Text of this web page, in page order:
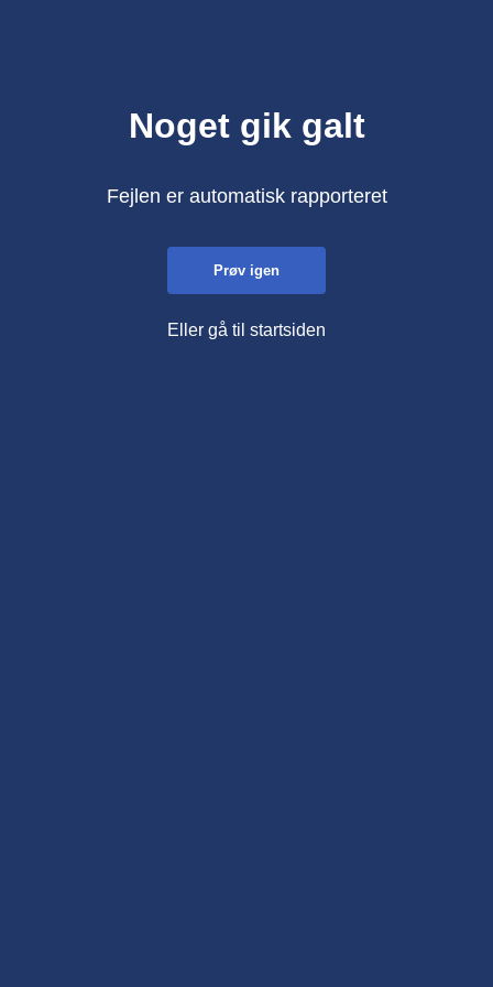
Noget gik galt
Fejlen er automatisk rapporteret
Prøv igen
Eller gå til startsiden